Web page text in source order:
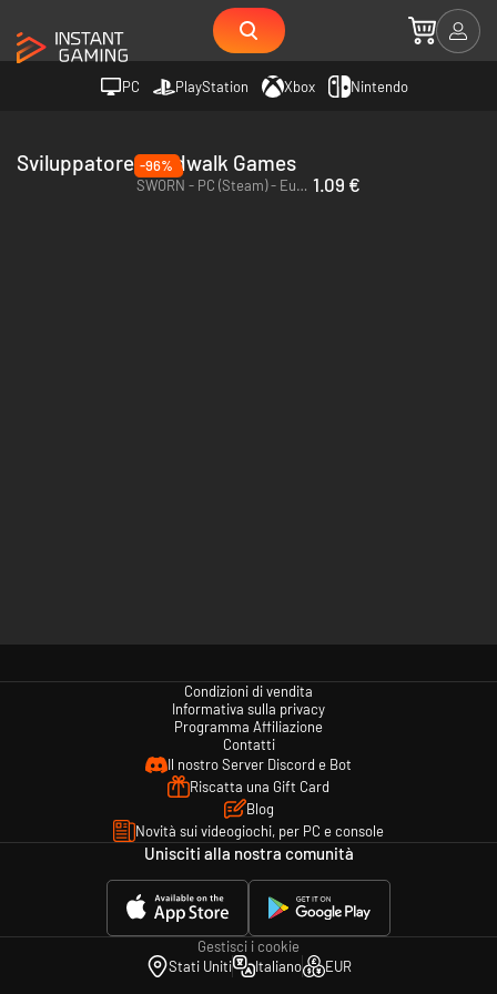
PC PlayStation Xbox Nintendo
Sviluppatore Windwalk Games
-96%
SWORN - PC (Steam) - Europe & US & Canada 1.09 €
Condizioni di vendita
Informativa sulla privacy
Programma Affiliazione
Contatti
Il nostro Server Discord e Bot
Riscatta una Gift Card
Blog
Novità sui videogiochi, per PC e console
Unisciti alla nostra comunità
Gestisci i cookie
Stati Uniti
Italiano EUR